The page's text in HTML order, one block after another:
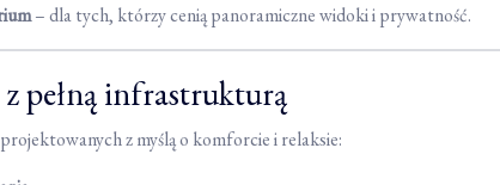
– dla tych, którzy cenią panoramiczne widoki i prywatność.
pełną infrastrukturą
z myślą o komforcie i relaksie: